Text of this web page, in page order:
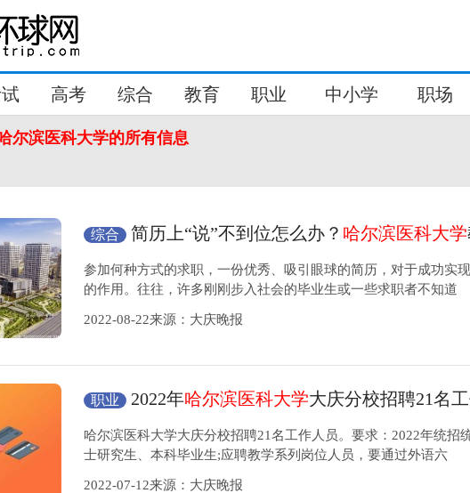
高考 综合 教育 职业 中小学 职场
尔滨医科大学的所有信息
综合 简历上“说”不到位怎么办？ 哈尔滨医科大学
你一招
参加何种方式的求职，一份优秀、吸引眼球的简历，对于成功实
的作用。往往，许多刚刚步入社会的毕业生或一些求职者不知道
2022-08-22来源：大庆晚报
职业 2022年哈尔滨医科大学大庆分校招聘21名
人员
哈尔滨医科大学大庆分校招聘21名工作人员。要求：2022年统招
士研究生、本科毕业生;应聘教学系列岗位人员，要通过外语六
2022-07-12来源：大庆晚报